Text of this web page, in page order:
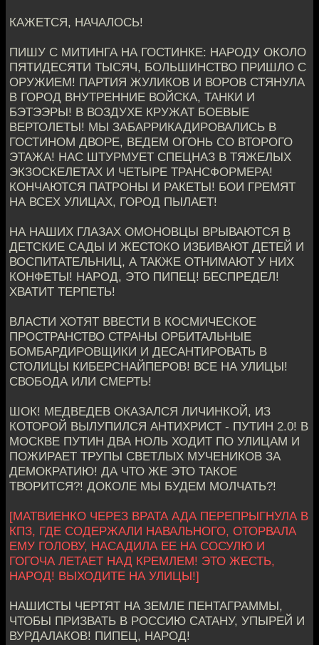
КАЖЕТСЯ, НАЧАЛОСЬ!
ПИШУ С МИТИНГА НА ГОСТИНКЕ: НАРОДУ ОКОЛО
ПЯТИДЕСЯТИ ТЫСЯЧ, БОЛЬШИНСТВО ПРИШЛО С
ОРУЖИЕМ! ПАРТИЯ ЖУЛИКОВ И ВОРОВ СТЯНУЛА
В ГОРОД ВНУТРЕННИЕ ВОЙСКА, ТАНКИ И
БЭТЭЭРЫ! В ВОЗДУХЕ КРУЖАТ БОЕВЫЕ
ВЕРТОЛЕТЫ! МЫ ЗАБАРРИКАДИРОВАЛИСЬ В
ГОСТИНОМ ДВОРЕ, ВЕДЕМ ОГОНЬ СО ВТОРОГО
ЭТАЖА! НАС ШТУРМУЕТ СПЕЦНАЗ В ТЯЖЕЛЫХ
ЭКЗОСКЕЛЕТАХ И ЧЕТЫРЕ ТРАНСФОРМЕРА!
КОНЧАЮТСЯ ПАТРОНЫ И РАКЕТЫ! БОИ ГРЕМЯТ
НА ВСЕХ УЛИЦАХ, ГОРОД ПЫЛАЕТ!
НА НАШИХ ГЛАЗАХ ОМОНОВЦЫ ВРЫВАЮТСЯ В
ДЕТСКИЕ САДЫ И ЖЕСТОКО ИЗБИВАЮТ ДЕТЕЙ И
ВОСПИТАТЕЛЬНИЦ, А ТАКЖЕ ОТНИМАЮТ У НИХ
КОНФЕТЫ! НАРОД, ЭТО ПИПЕЦ! БЕСПРЕДЕЛ!
ХВАТИТ ТЕРПЕТЬ!
ВЛАСТИ ХОТЯТ ВВЕСТИ В КОСМИЧЕСКОЕ
ПРОСТРАНСТВО СТРАНЫ ОРБИТАЛЬНЫЕ
БОМБАРДИРОВЩИКИ И ДЕСАНТИРОВАТЬ В
СТОЛИЦЫ КИБЕРСНАЙПЕРОВ! ВСЕ НА УЛИЦЫ!
СВОБОДА ИЛИ СМЕРТЬ!
ШОК! МЕДВЕДЕВ ОКАЗАЛСЯ ЛИЧИНКОЙ, ИЗ
КОТОРОЙ ВЫЛУПИЛСЯ АНТИХРИСТ - ПУТИН 2.0! В
МОСКВЕ ПУТИН ДВА НОЛЬ ХОДИТ ПО УЛИЦАМ И
ПОЖИРАЕТ ТРУПЫ СВЕТЛЫХ МУЧЕНИКОВ ЗА
ДЕМОКРАТИЮ! ДА ЧТО ЖЕ ЭТО ТАКОЕ
ТВОРИТСЯ?! ДОКОЛЕ МЫ БУДЕМ МОЛЧАТЬ?!
[МАТВИЕНКО ЧЕРЕЗ ВРАТА АДА ПЕРЕПРЫГНУЛА В
КПЗ, ГДЕ СОДЕРЖАЛИ НАВАЛЬНОГО, ОТОРВАЛА
ЕМУ ГОЛОВУ, НАСАДИЛА ЕЕ НА СОСУЛЮ И
ГОГОЧА ЛЕТАЕТ НАД КРЕМЛЕМ! ЭТО ЖЕСТЬ,
НАРОД! ВЫХОДИТЕ НА УЛИЦЫ!]
НАШИСТЫ ЧЕРТЯТ НА ЗЕМЛЕ ПЕНТАГРАММЫ,
ЧТОБЫ ПРИЗВАТЬ В РОССИЮ САТАНУ, УПЫРЕЙ И
ВУРДАЛАКОВ! ПИПЕЦ, НАРОД!